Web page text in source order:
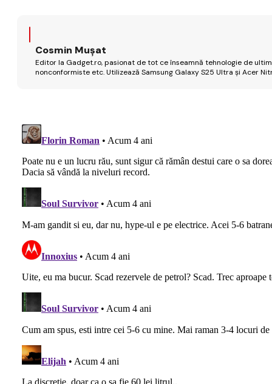
Cosmin Mușat
Editor la Gadget.ro, pasionat de tot ce înseamnă tehnologie de
nonconformiste etc. Utilizează Samsung Galaxy S25 Ultra și Acer